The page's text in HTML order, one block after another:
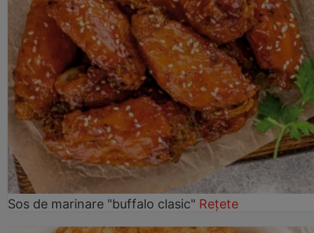
Sos de marinare "buffalo clasic" Rețete